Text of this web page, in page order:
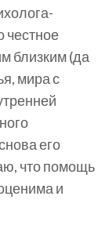
честное
близким (да
мира с
его
что помощь
и